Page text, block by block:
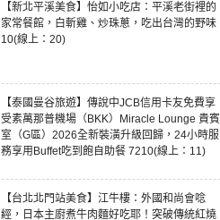
【新北平溪美食】怡如小吃店：平溪老街裡的
家常餐館，白斬雞、炒珠蔥，吃出台灣的野味
10(線上：20)
【泰國曼谷旅遊】傳說中JCB信用卡友免費享
受素萬那普機場（BKK）Miracle Lounge 貴賓
室（G區）2026全新裝潢升級回歸，24小時服
務享用Buffet吃到飽自助餐 7210(線上：11)
【台北北門站美食】江牛樓：外國和尚會唸
經，日本主廚煮牛肉麵好吃耶！突破傳統紅燒